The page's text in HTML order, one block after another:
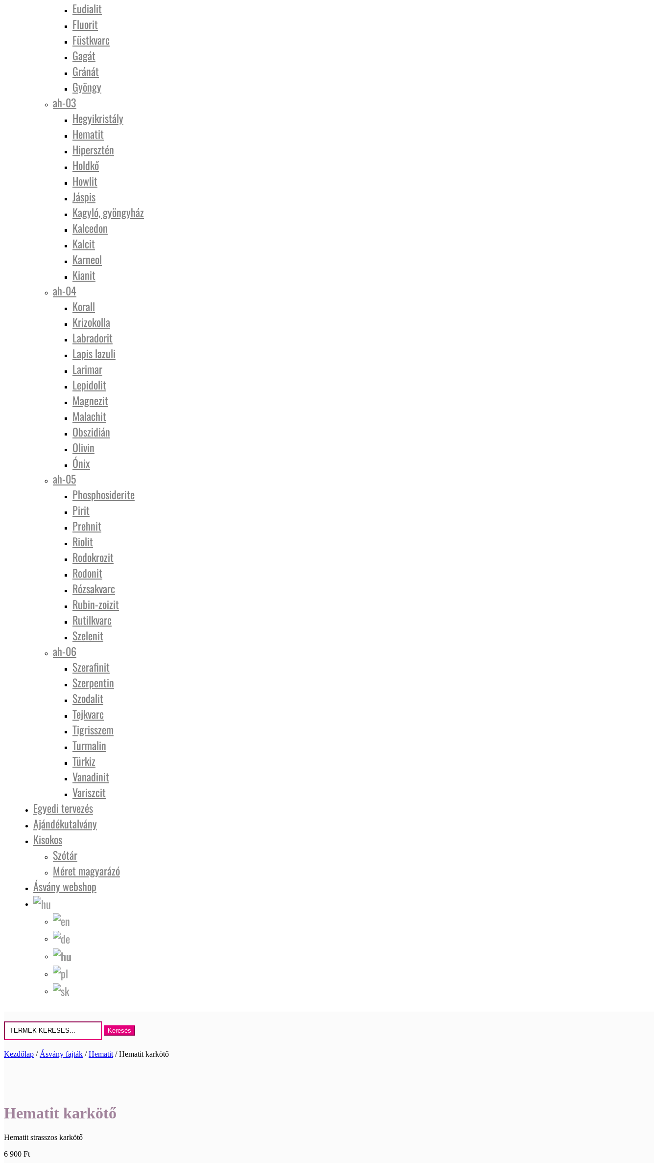
Eudialit
Fluorit
Füstkvarc
Gagát
Gránát
Gyöngy
ah-03
Hegyikristály
Hematit
Hipersztén
Holdkő
Howlit
Jáspis
Kagyló, gyöngyház
Kalcedon
Kalcit
Karneol
Kianit
ah-04
Korall
Krizokolla
Labradorit
Lapis lazuli
Larimar
Lepidolit
Magnezit
Malachit
Obszidián
Olivin
Ónix
ah-05
Phosphosiderite
Pirit
Prehnit
Riolit
Rodokrozit
Rodonit
Rózsakvarc
Rubin-zoizit
Rutilkvarc
Szelenit
ah-06
Szerafinit
Szerpentin
Szodalit
Tejkvarc
Tigrisszem
Turmalin
Türkiz
Vanadinit
Variszcit
Egyedi tervezés
Ajándékutalvány
Kisokos
Szótár
Méret magyarázó
Ásvány webshop
Keresés
erre:
Kezdőlap / Ásvány fajták /Hematit / Hematit karkötő
Hematit karkötő
Hematit strasszos karkötő
6 900 Ft